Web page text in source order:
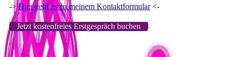
->Hier geht es zu meinem Kontaktformular<-
Jetzt kostenfreies Erstgespräch buchen